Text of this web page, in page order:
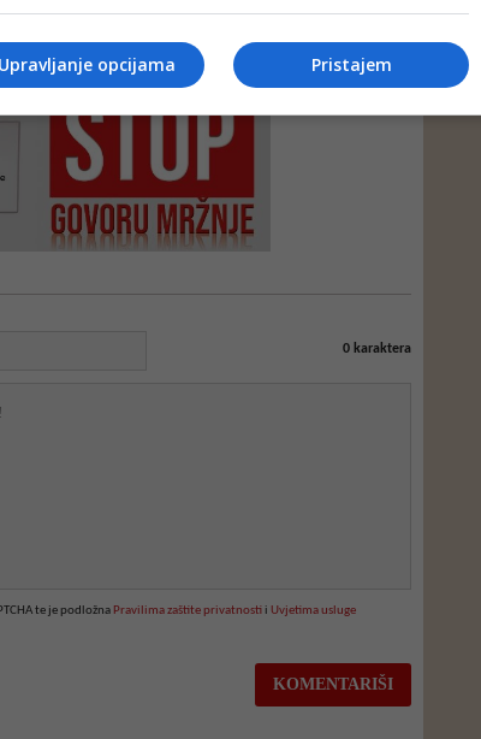
dio ili cijeli komentar bez najave i objašnjenja. Mišljenja
0karaktera
te je podložna Pravilima zaštite privatnostii Uvjetima usluge
Pristajem
Upravljanje opcijama